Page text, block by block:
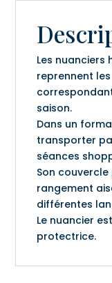
Les nuanciers
reprennent
saison.
Dans un
transporter
séances
Son
rangement
différentes
Le nuancier
protectrice.